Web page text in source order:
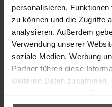
personalisieren,
zu können und die Zugriffe
analysieren. Außerdem
Verwendung unserer
soziale Medien, Werbung
Partner führen diese
weiteren Daten zusammen,
gesammelt haben.
Passwort
Passwort vergessen?
KUNDEN-LOGIN